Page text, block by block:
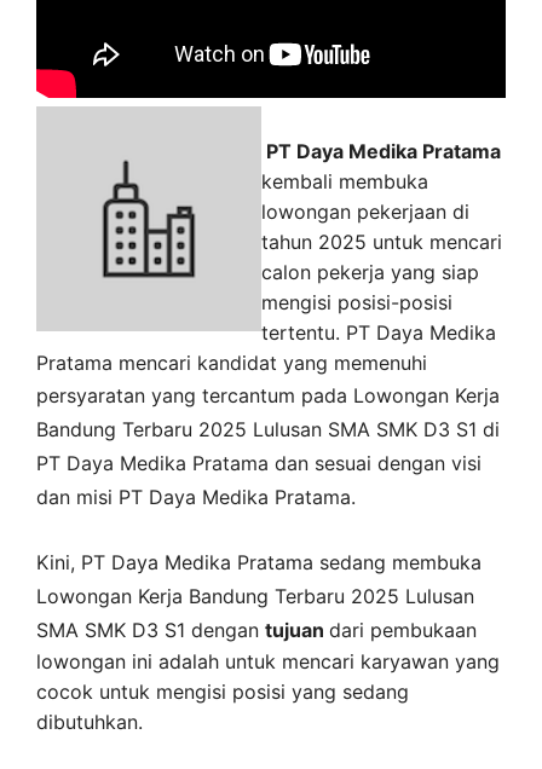
PT Daya Medika Pratama
kembali membuka
lowongan pekerjaan di
tahun 2025 untuk mencari
calon pekerja yang siap
mengisi posisi-posisi
tertentu. PT Daya Medika
Pratama mencari kandidat yang memenuhi
persyaratan yang tercantum pada Lowongan Kerja
Bandung Terbaru 2025 Lulusan SMA SMK D3 S1 di
PT Daya Medika Pratama dan sesuai dengan visi
dan misi PT Daya Medika Pratama.
Kini, PT Daya Medika Pratama sedang membuka
Lowongan Kerja Bandung Terbaru 2025 Lulusan
SMA SMK D3 S1 dengan tujuan dari pembukaan
lowongan ini adalah untuk mencari karyawan yang
cocok untuk mengisi posisi yang sedang
dibutuhkan.